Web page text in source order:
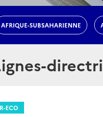
AFRIQUE-SUBSAHARIENNE
ECO